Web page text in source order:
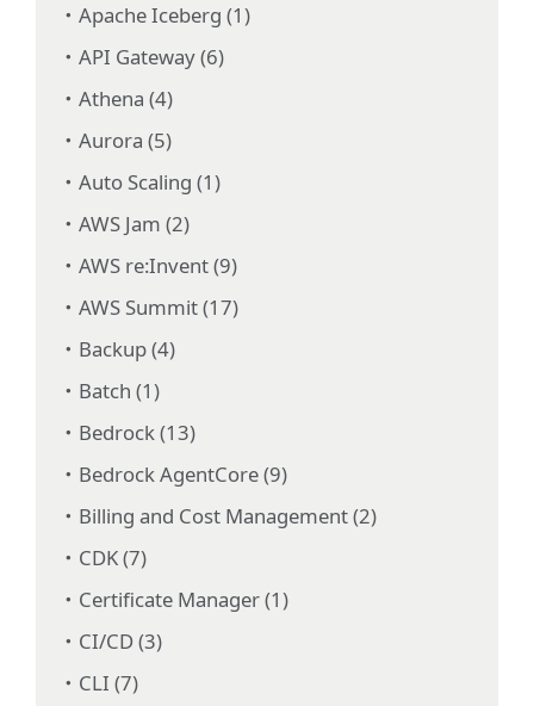
Apache Iceberg (1)
API Gateway (6)
Athena (4)
Aurora (5)
Auto Scaling (1)
AWS Jam (2)
AWS re:Invent (9)
AWS Summit (17)
Backup (4)
Batch (1)
Bedrock (13)
Bedrock AgentCore (9)
Billing and Cost Management (2)
CDK (7)
Certificate Manager (1)
CI/CD (3)
CLI (7)